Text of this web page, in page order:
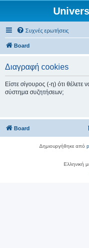
Συχνές ερωτήσεις
Board
Διαγραφή cookies
Είστε σίγουρος (-η) ότι
σύστημα συζητήσεων;
Board
Δημιουργήθηκε από
Ελληνική